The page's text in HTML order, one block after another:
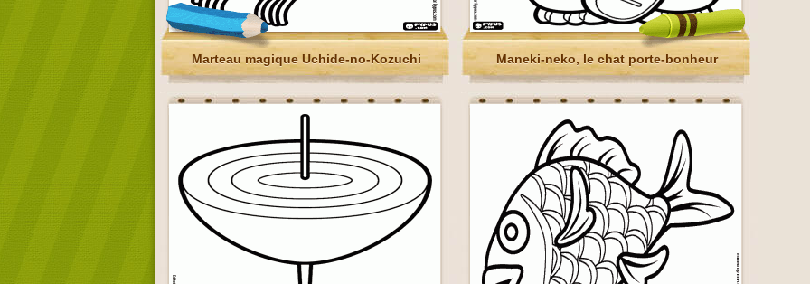
Marteau magique Uchide-no-Kozuchi Maneki-neko, le chat porte-bonheur